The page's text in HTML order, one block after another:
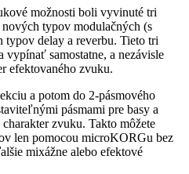
možnosti boli vyvinuté tri
typov modulačných (s
typov delay a reverbu. Tieto tri
samostatne, a nezávisle
efektovaného zvuku.
a potom do 2-pásmového
pásmami pre basy a
zvuku. Takto môžete
len pomocou microKORGu bez
mixážne alebo efektové